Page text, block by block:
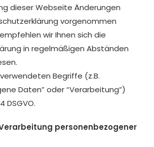
dieser Webseite Änderungen
vorgenommen
wir Ihnen sich die
in regelmäßigen Abständen
Begriffe (z.B.
Daten” oder “Verarbeitung”)
DSGVO.
personenbezogener